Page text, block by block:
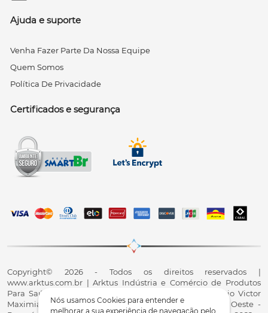
Nós usamos Cookies para entender e
melhorar a sua experiência de navegação pelo
Ajuda e suporte
Venha Fazer Parte Da Nossa Equipe
Quem Somos
Política De Privacidade
Certificados e segurança
Copyright© 2026 - Todos os direitos reservados |
www.arktus.com.br | Arktus Indústria e Comércio de Produtos
Para Saúde Ltda | CNPJ: 01.417.367/0001-78 | R. Antônio Victor
Maximiano, 107, Parque Industrial II, Santa Tereza do Oeste -